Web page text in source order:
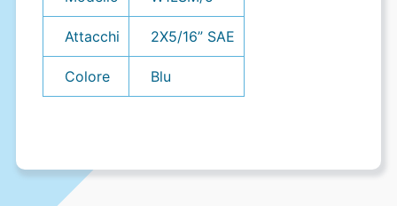
Attacchi 2X5/16” SAE
Colore Blu